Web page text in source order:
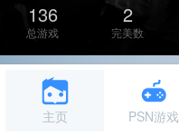
136
总游戏
2
完美数
主页 PSN游戏